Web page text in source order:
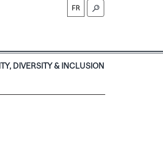
FR
DIVERSITY & INCLUSION